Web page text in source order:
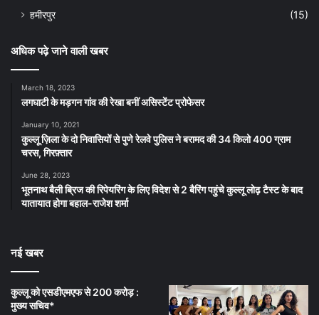
हमीरपुर
(15)
अधिक पढ़े जाने वाली खबर
March 18, 2023
लगघाटी के मड़गन गांव की रेखा बनीं असिस्टेंट प्रोफेसर
January 10, 2021
कुल्लू ज़िला के दो निवासियों से पुणे रेलवे पुलिस ने बरामद की 34 किलो 400 ग्राम
चरस, गिरफ़्तार
June 28, 2023
भूतनाथ बैली ब्रिज की रिपेयरिंग के लिए विदेश से 2 बैरिंग पहुंचे कुल्लू लोढ़ टैस्ट के बाद
यातायात होगा बहाल-राजेश शर्मा
नई खबर
कुल्लू को एसडीएमएफ से 200 करोड़ :
मुख्य सचिव*